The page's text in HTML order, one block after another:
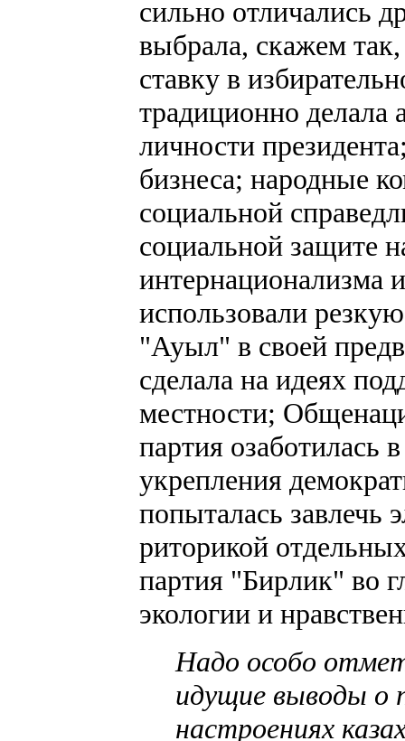
сильно отличались
выбрала, скажем
ставку в
традиционно
личности
бизнеса; народные
социальной
социальной защите
интернационализма
использовали
"Ауыл" в своей
сделала на идеях
местности;
партия озаботилась
укрепления
попыталась завлечь
риторикой
партия "Бирлик" во
экологии и
Надо особо
идущие выводы о
настроениях